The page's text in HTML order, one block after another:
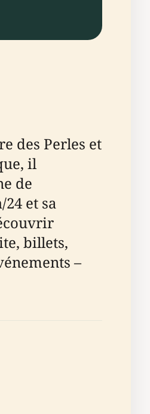
des Perles et
il
de
et sa
billets,
–